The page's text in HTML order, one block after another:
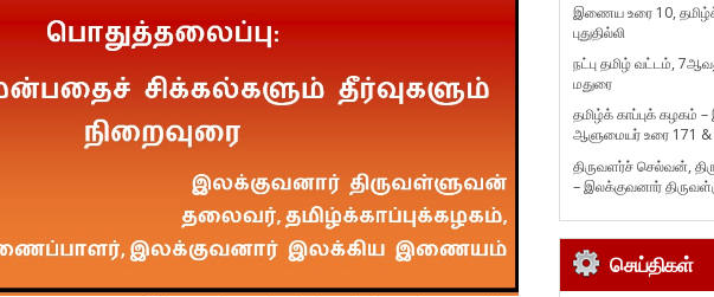
இணைய உரை 10,
புதுதில்லி
நட்பு தமிழ் வட்டம்,
மதுரை
தமிழ்க் காப்புக்
ஆளுமையர் உரை 171 &
திருவளர்ச் செல்வன்,
– இலக்குவனார்
செய்திகள்